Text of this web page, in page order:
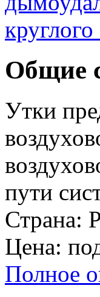
Общие
Утки
пути
Страна:
Цена:
Полное